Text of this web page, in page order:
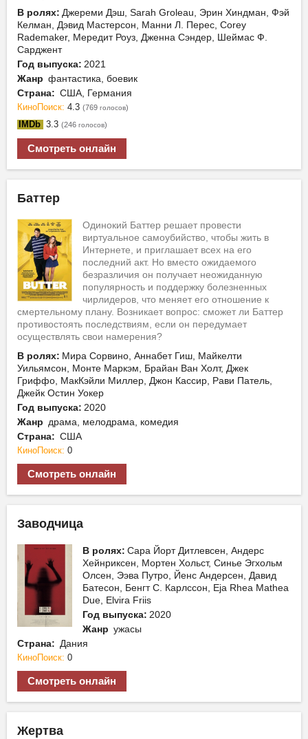
В ролях: Джереми Дэш, Sarah Groleau, Эрин Хиндман, Фэй
Келман, Дэвид Мастерсон, Манни Л. Перес, Corey
Rademaker, Мередит Роуз, Дженна Сэндер, Шеймас Ф.
Сарджент
Год выпуска: 2021
Жанр фантастика, боевик
Страна: США, Германия
КиноПоиск: 4.3 (769 голосов)
IMDb 3.3 (246 голосов)
Смотреть онлайн
Баттер
Одинокий Баттер решает провести
виртуальное самоубийство, чтобы жить в
Интернете, и приглашает всех на его
последний акт. Но вместо ожидаемого
безразличия он получает неожиданную
популярность и поддержку болезненных
чирлидеров, что меняет его отношение к
смертельному плану. Возникает вопрос: сможет ли Баттер
противостоять последствиям, если он передумает
осуществлять свои намерения?
В ролях: Мира Сорвино, Аннабет Гиш, Майкелти
Уильямсон, Монте Маркэм, Брайан Ван Холт, Джек
Гриффо, МакКэйли Миллер, Джон Кассир, Рави Патель,
Джейк Остин Уокер
Год выпуска: 2020
Жанр драма, мелодрама, комедия
Страна: США
КиноПоиск: 0
Смотреть онлайн
Заводчица
В ролях: Сара Йорт Дитлевсен, Андерс
Хейнриксен, Мортен Хольст, Синье Эгхольм
Олсен, Ээва Путро, Йенс Андерсен, Давид
Батесон, Бенгт С. Карлссон, Eja Rhea Mathea
Due, Elvira Friis
Год выпуска: 2020
Жанр ужасы
Страна: Дания
КиноПоиск: 0
Смотреть онлайн
Жертва